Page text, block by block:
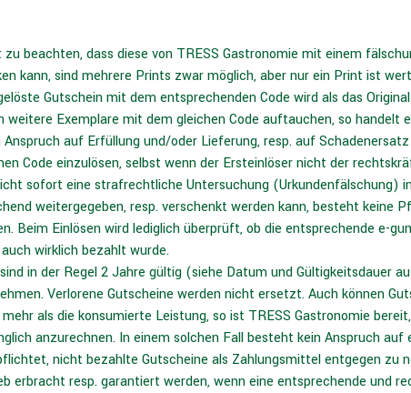
zu beachten, dass diese von TRESS Gastronomie mit einem
kann, sind mehrere Prints zwar möglich, aber nur ein Print ist
Gutschein mit dem entsprechenden Code wird als das
weitere Exemplare mit dem gleichen Code auftauchen, so
auf Erfüllung und/oder Lieferung, resp. auf
Code einzulösen, selbst wenn der Ersteinlöser nicht der
sofort eine strafrechtliche Untersuchung (Urkundenfälschung)
weitergegeben, resp. verschenkt werden kann, besteht keine
Beim Einlösen wird lediglich überprüft, ob die entsprechende e-
wirklich bezahlt wurde.
in der Regel 2 Jahre gültig (siehe Datum und Gültigkeitsdauer
Verlorene Gutscheine werden nicht ersetzt. Auch können
als die konsumierte Leistung, so ist TRESS Gastronomie
anzurechnen. In einem solchen Fall besteht kein Anspruch
nicht bezahlte Gutscheine als Zahlungsmittel entgegen zu
erbracht resp. garantiert werden, wenn eine entsprechende und